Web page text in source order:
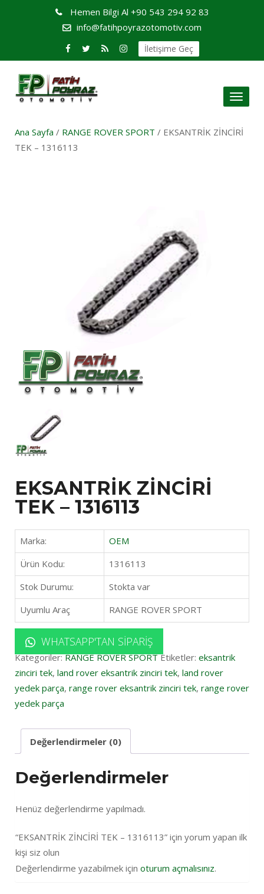
Hemen Bilgi Al +90 543 294 92 83
info@fatihpoyrazotomotiv.com
İletişime Geç
Toggle
Ana Sayfa / RANGE ROVER SPORT / EKSANTRİK ZİNCİRİ
TEK – 1316113
EKSANTRİK ZİNCİRİ
TEK – 1316113
Marka:
OEM
Ürün Kodu:
1316113
Stok Durumu:
Stokta var
Uyumlu Araç
RANGE ROVER SPORT
WHATSAPP'TAN SIPARIŞ
Kategoriler:RANGE ROVER SPORT Etiketler: eksantrik
zinciri tek, land rover eksantrik zinciri tek, land rover
yedek parça, range rover eksantrik zinciri tek, range rover
yedek parça
Değerlendirmeler (0)
Değerlendirmeler
Henüz değerlendirme yapılmadı.
“EKSANTRİK ZİNCİRİ TEK – 1316113” için yorum yapan ilk
kişi siz olun
Değerlendirme yazabilmek için oturum açmalısınız.